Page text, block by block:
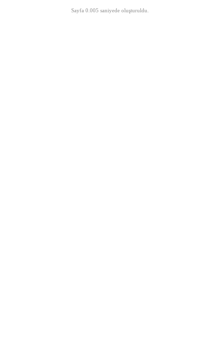
Sayfa 0.005 saniyede oluşturuldu.